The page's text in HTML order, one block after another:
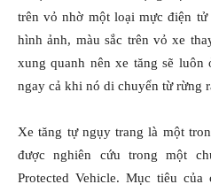
trên vỏ nhờ một loại mực điện
hình ảnh, màu sắc trên vỏ xe
xung quanh nên xe tăng sẽ luôn
ngay cả khi nó di chuyển từ rừng
Xe tăng tự ngụy trang là một
được nghiên cứu trong một
Protected Vehicle. Mục tiêu